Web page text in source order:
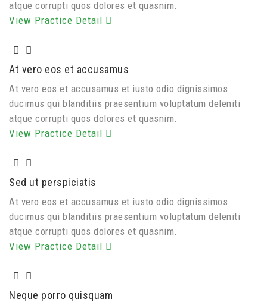
atque corrupti quos dolores et quasnim.
View Practice Detail
At vero eos et accusamus
At vero eos et accusamus et iusto odio dignissimos
ducimus qui blanditiis praesentium voluptatum deleniti
atque corrupti quos dolores et quasnim.
View Practice Detail
Sed ut perspiciatis
At vero eos et accusamus et iusto odio dignissimos
ducimus qui blanditiis praesentium voluptatum deleniti
atque corrupti quos dolores et quasnim.
View Practice Detail
Neque porro quisquam